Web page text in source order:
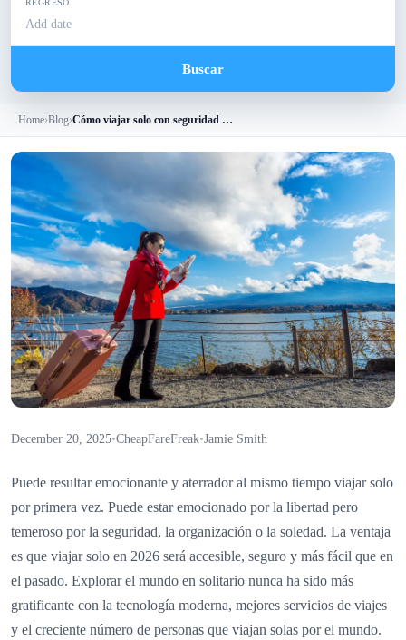
REGRESO
Add date
Buscar
Home›Blog› Cómo viajar solo con seguridad y confianza en 2026
December 20, 2025•CheapFareFreak•Jamie Smith
Puede resultar emocionante y aterrador al mismo tiempo viajar solo
por primera vez. Puede estar emocionado por la libertad pero
temeroso por la seguridad, la organización o la soledad. La ventaja
es que viajar solo en 2026 será accesible, seguro y más fácil que en
el pasado. Explorar el mundo en solitario nunca ha sido más
gratificante con la tecnología moderna, mejores servicios de viajes
y el creciente número de personas que viajan solas por el mundo.